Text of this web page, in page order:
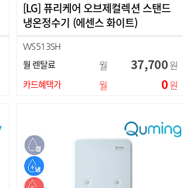
[LG] 퓨리케어 오브제컬렉션 스탠드
냉온정수기 (에센스 화이트)
WS513SH
월 렌탈료 월 37,700원
카드혜택가 월 0원